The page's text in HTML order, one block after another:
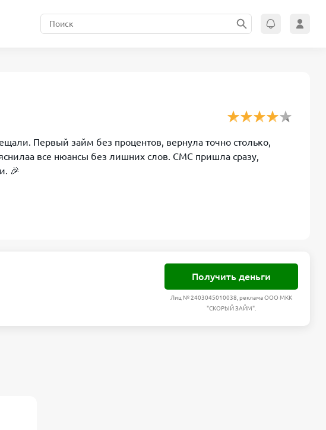
Первый займ без процентов, вернула точно столько,
все нюансы без лишних слов. СМС пришла сразу,
🎉
Получить деньги
Лиц № 2403045010038, реклама ООО МКК
"СКОРЫЙ ЗАЙМ".